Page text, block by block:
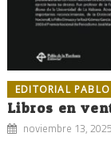
EDITORIAL PABLO
Libros en
noviembre 13, 2025